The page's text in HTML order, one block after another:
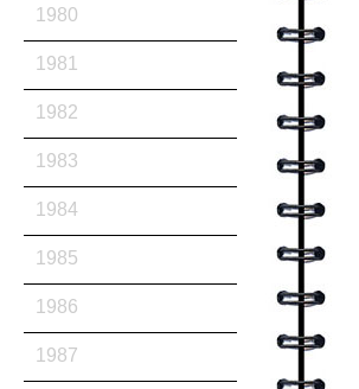
1980
1981
1982
1983
1984
1985
1986
1987